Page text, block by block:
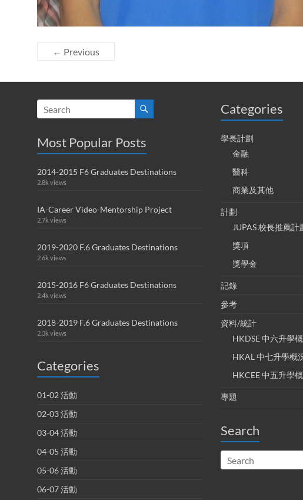
← Previous
Most Popular Posts
2014-2015 F6 Graduates Destinations
2.8k views
IA-Career Video-Mentorship Project
2.7k views
2019-2020 F.6 Graduates Destinations
2.6k views
2015-2016 F6 Graduates Destinations
2.4k views
2018-2019 F.6 Graduates Destinations
2.3k views
Categories
01-02 活動
02-03 活動
03-04 活動
04-05 活動
05-06 活動
06-07 活動
Categories
學長計劃
金融
醫科
商業及其他
計劃
JUPAS 校長推薦計
獎項
獎學金
記錄
參考
資料/統計
HKDSE 中六升學
HKAL 中七升學概
HKCEE 中五升學
專題
Search